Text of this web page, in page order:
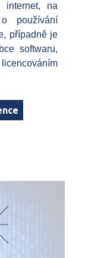
internet, na
používání
případně je
softwaru,